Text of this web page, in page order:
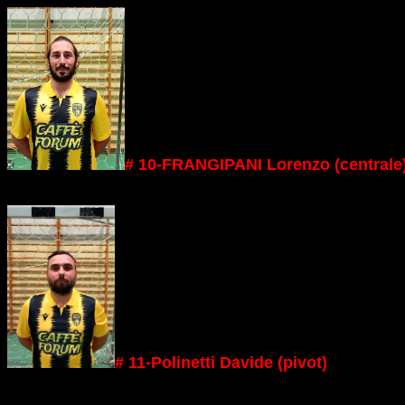
# 10-FRANGIPANI Lorenzo
# 11-Polinetti Davide (pivot)